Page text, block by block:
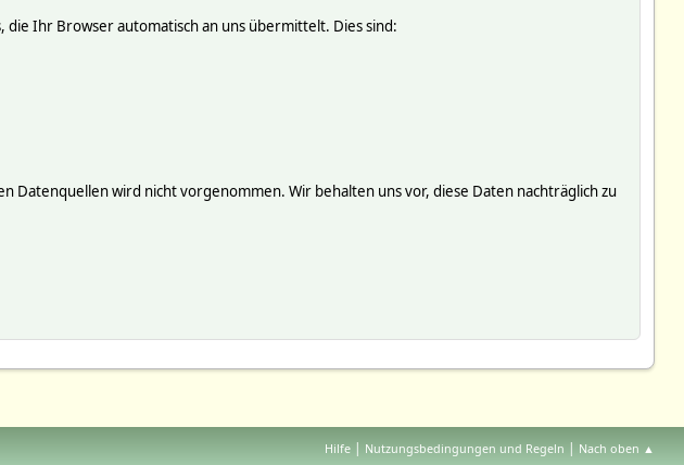
Ihr Browser automatisch an uns übermittelt. Dies sind:
wird nicht vorgenommen. Wir behalten uns vor, diese Daten nachträglich zu
Hilfe | Nutzungsbedingungen und Regeln | Nach oben ▲